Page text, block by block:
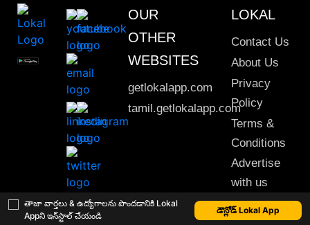
తాజా వార్తలు & ఉద్యోగాలను పొందడానికి Lokal
Appని ఇన్‌స్టాల్ చేయండి
డౌన్లోడ్ Lokal App
OUR
OTHER
WEBSITES
getlokalapp.com
tamil.getlokalapp.com
LOKAL
Contact Us
About Us
Privacy
Policy
Terms &
Conditions
Advertise
with us
Sitemap
This material may not be published, transmitted, rewritten or redistributed. © 2020 Lokal App. All rights reserved.